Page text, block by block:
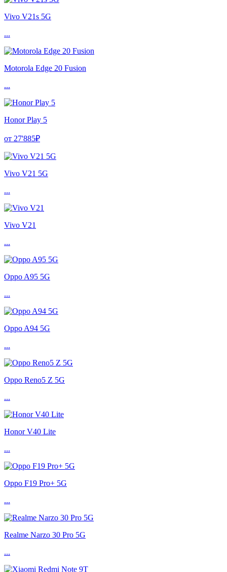
Vivo V21s 5G
...
Motorola Edge 20 Fusion
...
Honor Play 5
от 27'885₽
Vivo V21 5G
...
Vivo V21
...
Oppo A95 5G
...
Oppo A94 5G
...
Oppo Reno5 Z 5G
...
Honor V40 Lite
...
Oppo F19 Pro+ 5G
...
Realme Narzo 30 Pro 5G
...